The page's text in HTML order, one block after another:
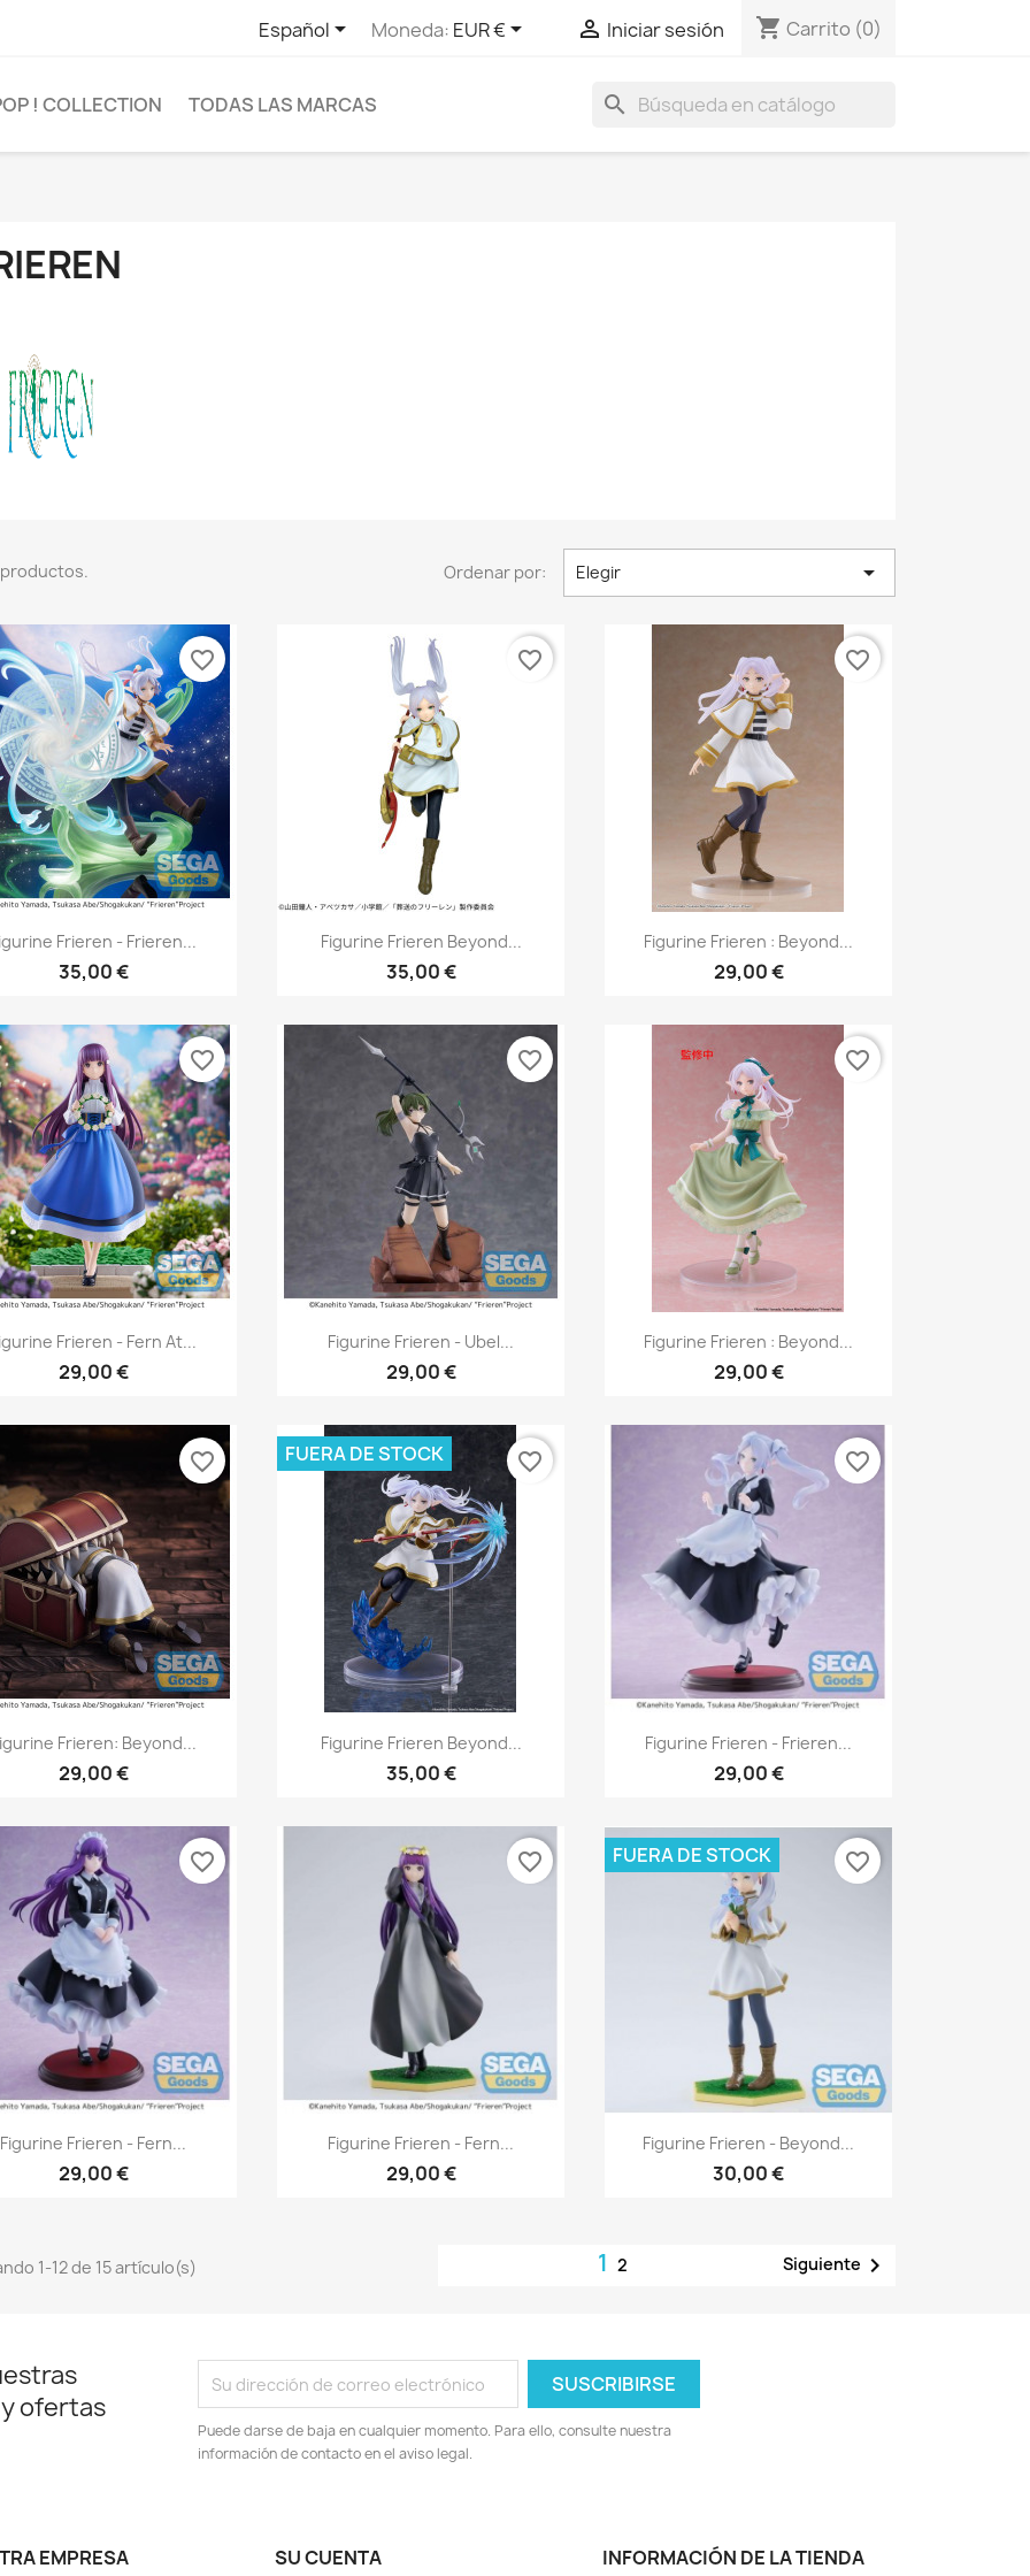
Español Moneda: EUR €  Iniciar sesión shopping_cart Carrito (0)
! COLLECTION TODAS LAS MARCAS search
productos. Ordenar por: Elegir 
 Vista rápida
Frieren - Frieren...
35,00 €
favorite_border
Vista rápida
Figurine Frieren Beyond...
35,00 €
favorite_border
 Vista rápida
Figurine Frieren : Beyond...
29,00 €
favorite_border
 Vista rápida
Frieren - Fern At...
29,00 €
favorite_border
Vista rápida
Figurine Frieren - Ubel...
29,00 €
favorite_border
 Vista rápida
Figurine Frieren : Beyond...
29,00 €
favorite_border
 Vista rápida
Frieren: Beyond...
29,00 €
favorite_border
Vista rápida
Figurine Frieren Beyond...
35,00 €
FUERA DE STOCK favorite_border
 Vista rápida
Figurine Frieren - Frieren...
29,00 €
favorite_border
Vista rápida
Figurine Frieren - Fern...
29,00 €
favorite_border
Vista rápida
Figurine Frieren - Fern...
29,00 €
favorite_border
 Vista rápida
Figurine Frieren - Beyond...
30,00 €
FUERA DE STOCK favorite_border
1-12 de 15 artículo(s) 12 Siguiente 
ofertas
Puede darse de baja en cualquier momento. Para ello, consulte nuestra
información de contacto en el aviso legal.
EMPRESA SU CUENTA INFORMACIÓN DE LA TIENDA